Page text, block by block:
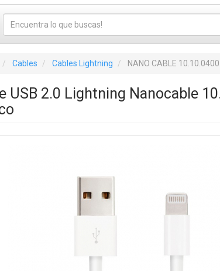
Cables Cables Lightning NANO CABLE 10.10.0400
USB 2.0 Lightning Nanocable